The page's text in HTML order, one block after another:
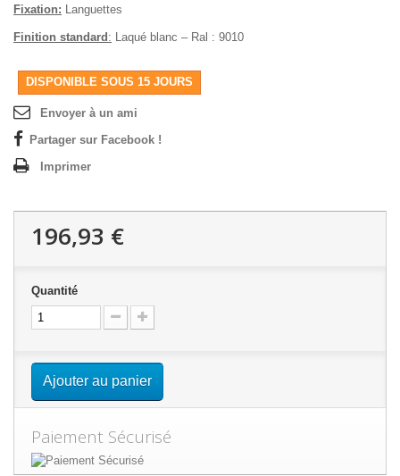
Fixation: Languettes
Finition standard : Laqué blanc – Ral : 9010
DISPONIBLE SOUS 15 JOURS
Envoyer à un ami
Partager sur Facebook !
Imprimer
196,93 €
Quantité
Ajouter au panier
Paiement Sécurisé